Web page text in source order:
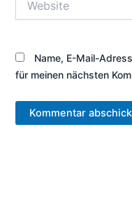
Name, E-Mail-
für meinen nächsten